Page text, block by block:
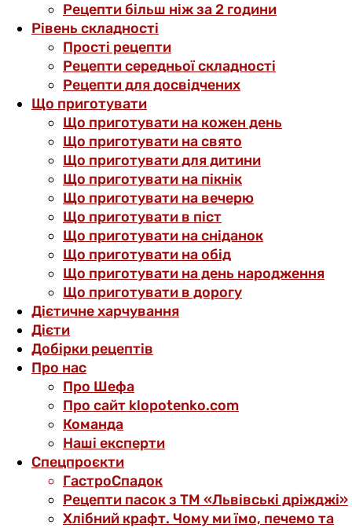
Рецепти більш ніж за 2 години
Рівень складності
Прості рецепти
Рецепти середньої складності
Рецепти для досвідчених
Що приготувати
Що приготувати на кожен день
Що приготувати на свято
Що приготувати для дитини
Що приготувати на пікнік
Що приготувати на вечерю
Що приготувати в піст
Що приготувати на сніданок
Що приготувати на обід
Що приготувати на день народження
Що приготувати в дорогу
Дієтичне харчування
Дієти
Добірки рецептів
Про нас
Про Шефа
Про сайт klopotenko.com
Команда
Наші експерти
Спецпроєкти
ГастроСпадок
Рецепти пасок з ТМ «Львівські дріжджі»
Хлібний крафт. Чому ми їмо, печемо та